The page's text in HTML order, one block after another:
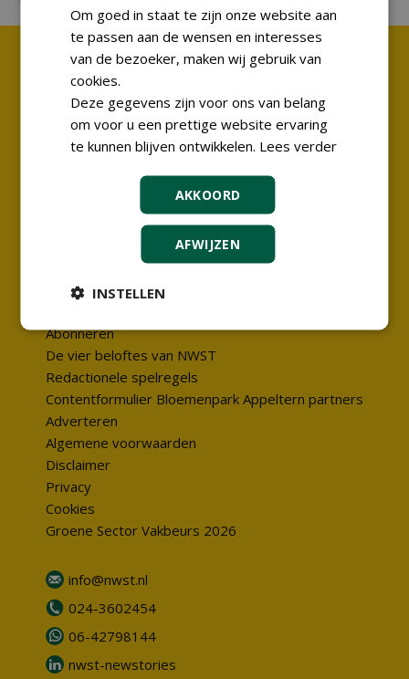
Fransestraat 41
6524 HT Nijmegen
KvK 10032693
Whitepaper 'Alle hoveniers aan de laadpaal'
Duurzaamheid & NWST
Digitaal abonnement
Abonneren nieuwsbrief
Abonneren
De vier beloftes van NWST
Redactionele spelregels
Contentformulier Bloemenpark Appeltern partners
Adverteren
Algemene voorwaarden
Disclaimer
Privacy
Cookies
Groene Sector Vakbeurs 2026
info@nwst.nl
024-3602454
06-42798144
nwst-newstories
Om goed in staat te zijn onze website aan
te passen aan de wensen en interesses
van de bezoeker, maken wij gebruik van
cookies.
Deze gegevens zijn voor ons van belang
om voor u een prettige website ervaring
te kunnen blijven ontwikkelen. Lees verder
AKKOORD
AFWIJZEN
INSTELLEN